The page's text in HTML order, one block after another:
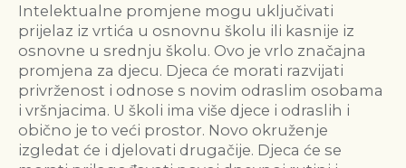
Intelektualne promjene mogu uključivati
prijelaz iz vrtića u osnovnu školu ili kasnije iz
osnovne u srednju školu. Ovo je vrlo značajna
promjena za djecu. Djeca će morati razvijati
privrženost i odnose s novim odraslim osobama
i vršnjacima. U školi ima više djece i odraslih i
obično je to veći prostor. Novo okruženje
izgledat će i djelovati drugačije. Djeca će se